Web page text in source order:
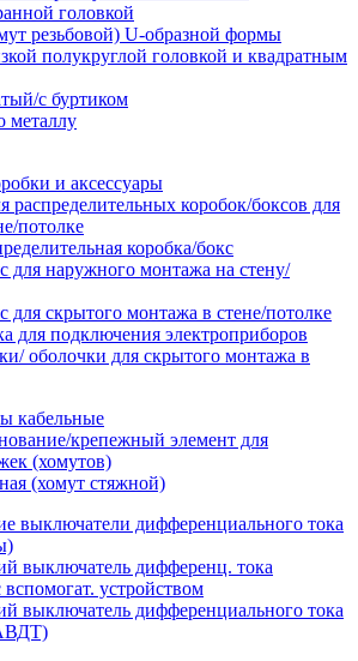
головкой
резьбовой) U-образной формы
полукруглой головкой и квадратным
с буртиком
металлу
и аксессуары
распределительных коробок/боксов для
потолке
коробка/бокс
для наружного монтажа на стену/
для скрытого монтажа в стене/потолке
для подключения электроприборов
оболочки для скрытого монтажа в
кабельные
крепежный элемент для
(хомутов)
(хомут стяжной)
выключатели дифференциального тока
выключатель дифференц. тока
устройством
выключатель дифференциального тока